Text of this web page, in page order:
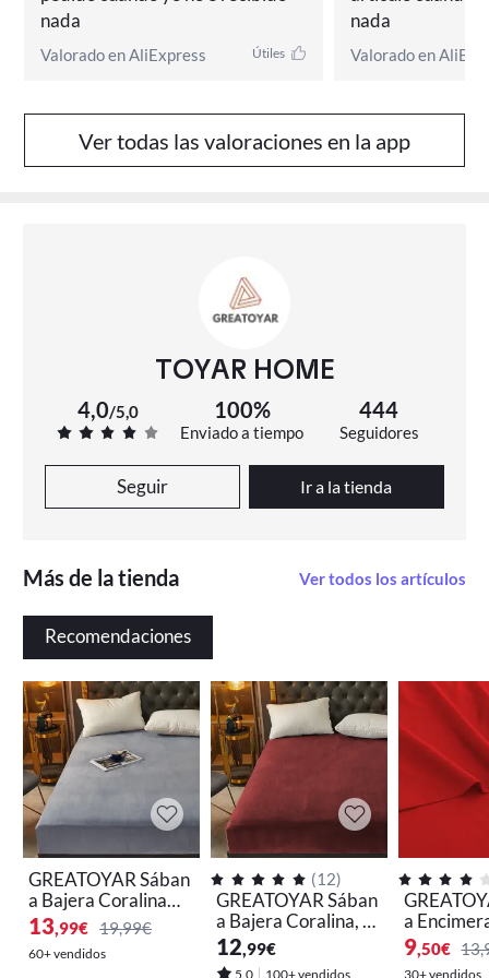
nada
Valorado en AliExpress Útiles
nada
Valorado en
Ver todas las valoraciones en la app
TOYAR HOME
4,0/5,0 100%
Enviado a tiempo
444
Seguidores
Seguir Ir a la tienda
Más de la tienda Ver todos los artículos
Recomendaciones
GREATOYAR Sában
a Bajera Coralina，
Ropa de Cama，par
a Cama 90 / 135 / 1
50cm, Color aleatori
13,99€ 19,99€
60+ vendidos
(12)
GREATOYAR Sában
a Bajera Coralina, S
ábana Bajera Ajusta
bles, Sábana Bajera
12,99€
5,0 100+ vendidos
a
Beige,
Sábana
9,50€
30+ vendidos